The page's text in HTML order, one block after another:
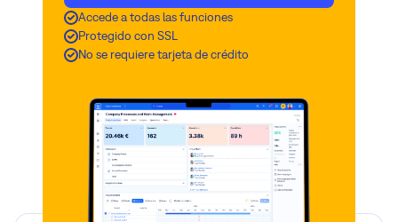
Accede a todas las funciones
Protegido con SSL
No se requiere tarjeta de crédito